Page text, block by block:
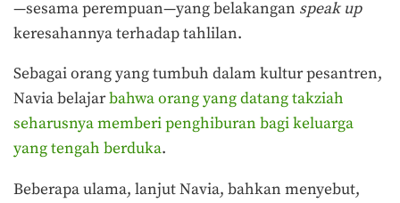
—sesama perempuan—yang belakangan speak up
keresahannya terhadap tahlilan.
Sebagai orang yang tumbuh dalam kultur pesantren,
Navia belajarbahwa orang yang datang takziah
seharusnya memberi penghiburan bagi keluarga
yang tengah berduka.
Beberapa ulama, lanjut Navia, bahkan menyebut,